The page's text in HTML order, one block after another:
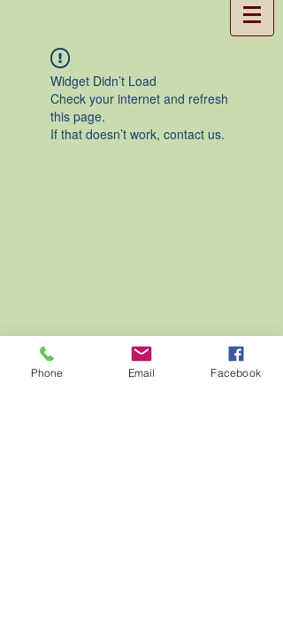
Widget Didn’t Load
Check your internet and refresh
this page.
If that doesn’t work, contact us.
Phone Email Facebook